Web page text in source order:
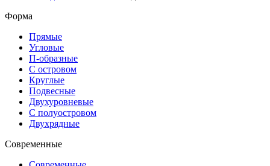
Форма
Прямые
Угловые
П-образные
С островом
Круглые
Подвесные
Двухуровневые
С полуостровом
Двухрядные
Современные